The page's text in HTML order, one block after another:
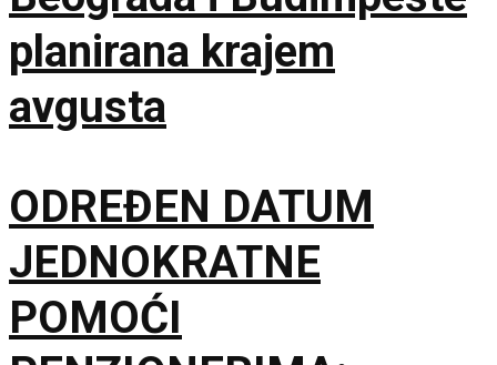
planirana krajem
avgusta
ODREĐEN DATUM
JEDNOKRATNE
POMOĆI